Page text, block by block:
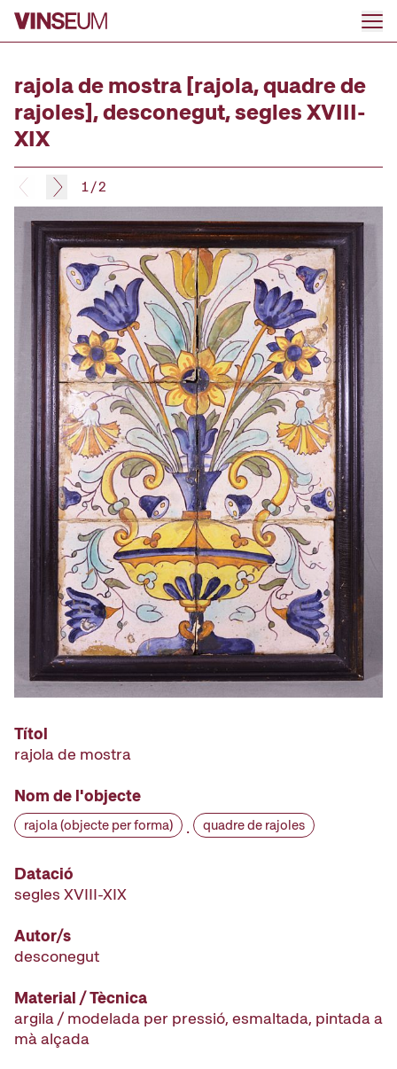
Anar al contingut
rajola de mostra [rajola, quadre de
rajoles], desconegut, segles XVIII-
XIX
1/2
Títol
rajola de mostra
Nom de l'objecte
rajola (objecte per forma) · quadre de rajoles
Datació
segles XVIII-XIX
Autor/s
desconegut
Material / Tècnica
argila / modelada per pressió, esmaltada, pintada a
mà alçada